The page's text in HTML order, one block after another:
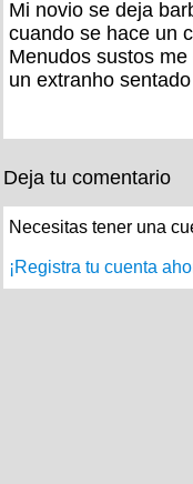
Mi novio se deja
cuando se hace un
Menudos sustos
un extranho
Deja tu comentario
Necesitas tener una
¡Registra tu cuenta